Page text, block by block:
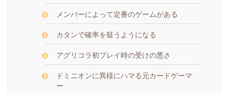
メンバーによって定番のゲームがある
カタンで確率を疑うようになる
アグリコラ初プレイ時の受けの悪さ
ドミニオンに異様にハマる元カードゲーマ
ー